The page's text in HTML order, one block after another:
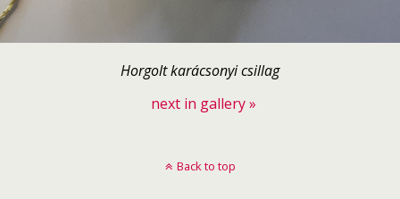
Horgolt karácsonyi csillag
next in gallery »
Back to top